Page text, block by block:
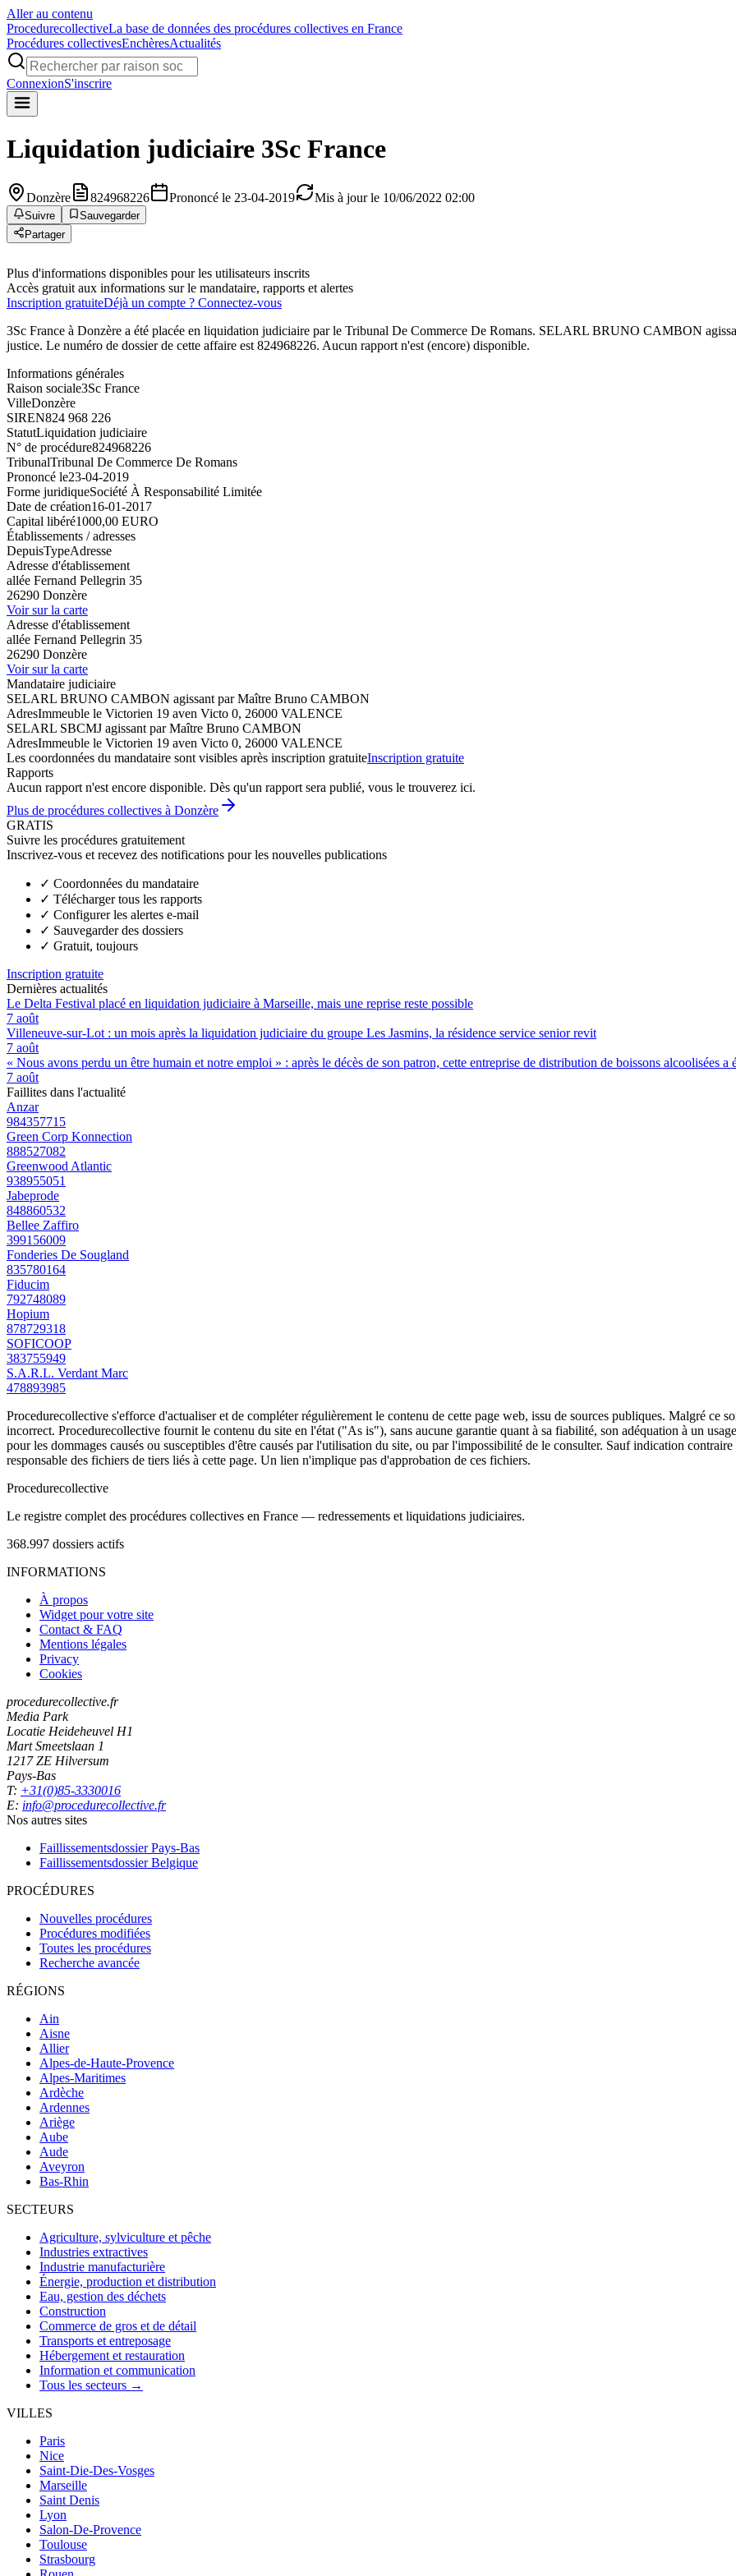
Aller au contenu
ProcedurecollectiveLa base de données des procédures collectives en France
Procédures collectivesEnchèresActualités
ConnexionS'inscrire
Liquidation judiciaire 3Sc France
Donzère 824968226 Prononcé le 23-04-2019 Mis à jour le 10/06/2022 02:00
Suivre
Sauvegarder
Partager
Plus d'informations disponibles pour les utilisateurs inscrits
Accès gratuit aux informations sur le mandataire, rapports et alertes
Inscription gratuiteDéjà un compte ? Connectez-vous
3Sc France à Donzère a été placée en liquidation judiciaire par le Tribunal De Commerce De Romans. SELARL BRUNO CAMBON
justice. Le numéro de dossier de cette affaire est 824968226. Aucun rapport n'est (encore) disponible.
Informations générales
Raison sociale3Sc France
VilleDonzère
SIREN824 968 226
StatutLiquidation judiciaire
N° de procédure824968226
TribunalTribunal De Commerce De Romans
Prononcé le23-04-2019
Forme juridiqueSociété À Responsabilité Limitée
Date de création16-01-2017
Capital libéré1000,00 EURO
Établissements / adresses
DepuisTypeAdresse
Adresse d'établissement
allée Fernand Pellegrin 35
26290 Donzère
Voir sur la carte
Adresse d'établissement
allée Fernand Pellegrin 35
26290 Donzère
Voir sur la carte
Mandataire judiciaire
SELARL BRUNO CAMBON agissant par Maître Bruno CAMBON
AdresImmeuble le Victorien 19 aven Victo 0, 26000 VALENCE
SELARL SBCMJ agissant par Maître Bruno CAMBON
AdresImmeuble le Victorien 19 aven Victo 0, 26000 VALENCE
Les coordonnées du mandataire sont visibles après inscription gratuiteInscription gratuite
Rapports
Aucun rapport n'est encore disponible. Dès qu'un rapport sera publié, vous le trouverez ici.
Plus de procédures collectives à Donzère
GRATIS
Suivre les procédures gratuitement
Inscrivez-vous et recevez des notifications pour les nouvelles publications
✓ Coordonnées du mandataire
✓ Télécharger tous les rapports
✓ Configurer les alertes e-mail
✓ Sauvegarder des dossiers
✓ Gratuit, toujours
Inscription gratuite
Dernières actualités
Le Delta Festival placé en liquidation judiciaire à Marseille, mais une reprise reste possible
7 août
Villeneuve-sur-Lot : un mois après la liquidation judiciaire du groupe Les Jasmins, la résidence service senior revit
7 août
« Nous avons perdu un être humain et notre emploi » : après le décès de son patron, cette entreprise de distribution de boissons alcoolisées a
7 août
Faillites dans l'actualité
Anzar
984357715
Green Corp Konnection
888527082
Greenwood Atlantic
938955051
Jabeprode
848860532
Bellee Zaffiro
399156009
Fonderies De Sougland
835780164
Fiducim
792748089
Hopium
878729318
SOFICOOP
383755949
S.A.R.L. Verdant Marc
478893985
Procedurecollective s'efforce d'actualiser et de compléter régulièrement le contenu de cette page web, issu de sources publiques. Malgré ce
incorrect. Procedurecollective fournit le contenu du site en l'état ("As is"), sans aucune garantie quant à sa fiabilité, son adéquation à un
pour les dommages causés ou susceptibles d'être causés par l'utilisation du site, ou par l'impossibilité de le consulter. Sauf indication
responsable des fichiers de tiers liés à cette page. Un lien n'implique pas d'approbation de ces fichiers.
Procedurecollective
Le registre complet des procédures collectives en France — redressements et liquidations judiciaires.
368.997 dossiers actifs
INFORMATIONS
À propos
Widget pour votre site
Contact & FAQ
Mentions légales
Privacy
Cookies
procedurecollective.fr
Media Park
Locatie Heideheuvel H1
Mart Smeetslaan 1
1217 ZE Hilversum
Pays-Bas
T: +31(0)85-3330016
E: info@procedurecollective.fr
Nos autres sites
Faillissementsdossier Pays-Bas
Faillissementsdossier Belgique
PROCÉDURES
Nouvelles procédures
Procédures modifiées
Toutes les procédures
Recherche avancée
RÉGIONS
Ain
Aisne
Allier
Alpes-de-Haute-Provence
Alpes-Maritimes
Ardèche
Ardennes
Ariège
Aube
Aude
Aveyron
Bas-Rhin
SECTEURS
Agriculture, sylviculture et pêche
Industries extractives
Industrie manufacturière
Énergie, production et distribution
Eau, gestion des déchets
Construction
Commerce de gros et de détail
Transports et entreposage
Hébergement et restauration
Information et communication
Tous les secteurs →
VILLES
Paris
Nice
Saint-Die-Des-Vosges
Marseille
Saint Denis
Lyon
Salon-De-Provence
Toulouse
Strasbourg